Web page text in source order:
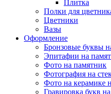
Плитка
Полки для
Цветники
Вазы
Оформление
Бронзовые буквы
Эпитафии на
Фото на памятник
Фотография на
Фото на керамике
Гравировка букв